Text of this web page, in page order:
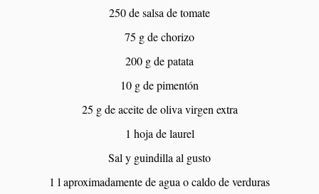
250 de salsa de tomate
75 g de chorizo
200 g de patata
10 g de pimentón
25 g de aceite de oliva virgen extra
1 hoja de laurel
Sal y guindilla al gusto
1 l aproximadamente de agua o caldo de verduras